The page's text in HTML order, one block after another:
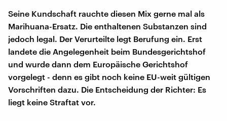
Seine Kundschaft rauchte diesen Mix gerne mal als
Marihuana-Ersatz. Die enthaltenen Substanzen sind
jedoch legal. Der Verurteilte legt Berufung ein. Erst
landete die Angelegenheit beim Bundesgerichtshof
und wurde dann dem Europäische Gerichtshof
vorgelegt - denn es gibt noch keine EU-weit gültigen
Vorschriften dazu. Die Entscheidung der Richter: Es
liegt keine Straftat vor.